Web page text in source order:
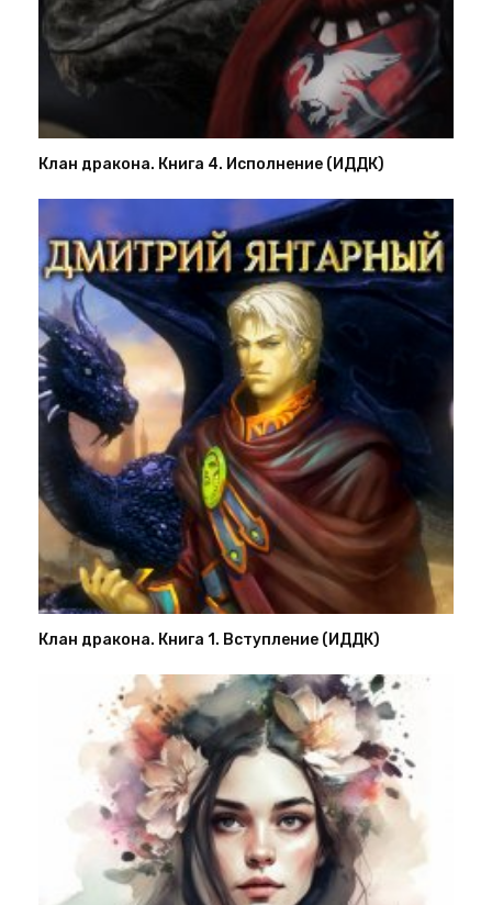
Клан дракона. Книга 4. Исполнение (ИДДК)
Клан дракона. Книга 1. Вступление (ИДДК)